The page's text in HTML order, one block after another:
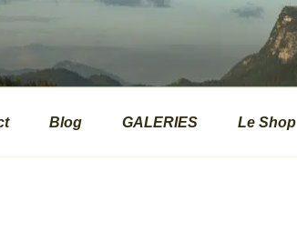
de montagne
Blog GALERIES Le Shop